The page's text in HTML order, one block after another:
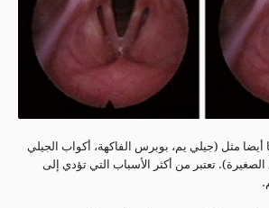
مثل (جيلي يم، بوبرس الفاكهة، أكواب الجيلي
الصغيرة). تعتبر من أكثر الأسباب التي تؤدي إلى